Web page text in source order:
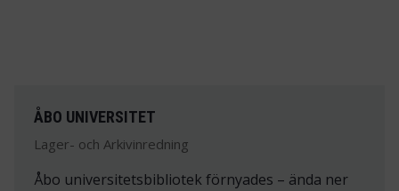
ÅBO UNIVERSITET
Lager- och Arkivinredning
Åbo universitetsbibliotek förnyades – ända ner